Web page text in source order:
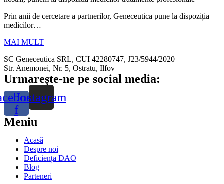
Prin anii de cercetare a partnerilor, Geneceutica pune la dispoziția
medicilor…
MAI MULT
SC Geneceutica SRL, CUI 42280747, J23/5944/2020
Str. Anemonei, Nr. 5, Ostratu, Ilfov
Urmarește-ne pe social media:
f
Instagram
Meniu
Acasă
Despre noi
Deficiența DAO
Blog
Parteneri